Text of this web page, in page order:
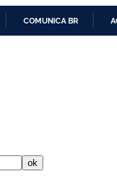
COMUNICA BR